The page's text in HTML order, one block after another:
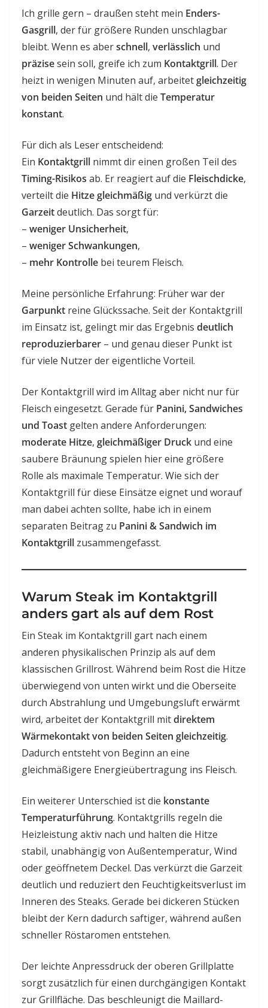
Ich grille gern – draußen steht mein Enders-
Gasgrill, der für größere Runden unschlagbar
bleibt. Wenn es aberschnell, verlässlich und
präzisesein soll, greife ich zum Kontaktgrill. Der
heizt in wenigen Minuten auf, arbeitetgleichzeitig
von beiden Seiten und hält die Temperatur
konstant.
Für dich als Leser entscheidend:
Ein Kontaktgrill nimmt dir einen großen Teil des
Timing-Risikos ab. Er reagiert auf die Fleischdicke,
verteilt die Hitze gleichmäßig und verkürzt die
Garzeitdeutlich. Das sorgt für:
– weniger Unsicherheit,
– weniger Schwankungen,
– mehr Kontrolle bei teurem Fleisch.
Meine persönliche Erfahrung: Früher war der
Garpunkt reine Glückssache. Seit der Kontaktgrill
im Einsatz ist, gelingt mir das Ergebnis deutlich
reproduzierbarer – und genau dieser Punkt ist
für viele Nutzer der eigentliche Vorteil.
Der Kontaktgrill wird im Alltag aber nicht nur für
Fleisch eingesetzt. Gerade für Panini, Sandwiches
und Toast gelten andere Anforderungen:
moderate Hitze, gleichmäßiger Druck und eine
saubere Bräunung spielen hier eine größere
Rolle als maximale Temperatur. Wie sich der
Kontaktgrill für diese Einsätze eignet und worauf
man dabei achten sollte, habe ich in einem
separaten Beitrag zu Panini & Sandwich im
Kontaktgrill zusammengefasst.
Warum Steak im Kontaktgrill
anders gart als auf dem Rost
Ein Steak im Kontaktgrill gart nach einem
anderen physikalischen Prinzip als auf dem
klassischen Grillrost. Während beim Rost die Hitze
überwiegend von unten wirkt und die Oberseite
durch Abstrahlung und Umgebungsluft erwärmt
wird, arbeitet der Kontaktgrill mitdirektem
Wärmekontakt von beiden Seiten gleichzeitig.
Dadurch entsteht von Beginn an eine
gleichmäßigere Energieübertragung ins Fleisch.
Ein weiterer Unterschied ist die konstante
Temperaturführung. Kontaktgrills regeln die
Heizleistung aktiv nach und halten die Hitze
stabil, unabhängig von Außentemperatur, Wind
oder geöffnetem Deckel. Das verkürzt die Garzeit
deutlich und reduziert den Feuchtigkeitsverlust im
Inneren des Steaks. Gerade bei dickeren Stücken
bleibt der Kern dadurch saftiger, während außen
schneller Röstaromen entstehen.
Der leichte Anpressdruck der oberen Grillplatte
sorgt zusätzlich für einen durchgängigen Kontakt
zur Grillfläche. Das beschleunigt die Maillard-